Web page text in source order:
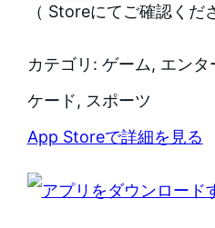
（ Storeにてご確認くだ
カテゴリ: ゲーム, エン
ケード, スポーツ
App Storeで詳細を見る